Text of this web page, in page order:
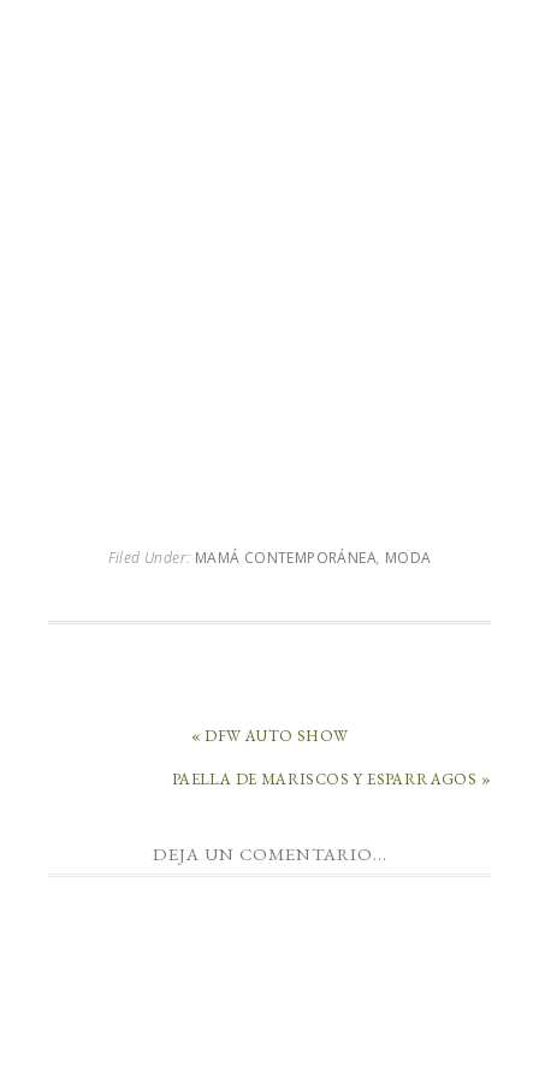
Filed Under: MAMÁ CONTEMPORÁNEA, MODA
« DFW AUTO SHOW
PAELLA DE MARISCOS Y ESPARRAGOS »
DEJA UN COMENTARIO...